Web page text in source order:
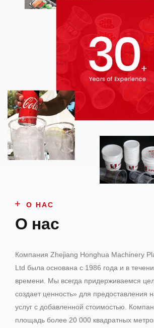
О НАС
О нас
Компания Zhejiang Honghua Machinery
Ltd была основана с 1986 года и в
времени. Мы всегда придерживаемся
создает ценность» для предоставления
услуг с добавленной стоимостью.
площадь более 20 000 квадратных